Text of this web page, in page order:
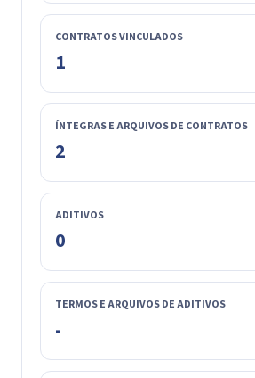
CONTRATOS VINCULADOS
1
ÍNTEGRAS E ARQUIVOS DE CONTRATOS
2
ADITIVOS
0
TERMOS E ARQUIVOS DE ADITIVOS
-